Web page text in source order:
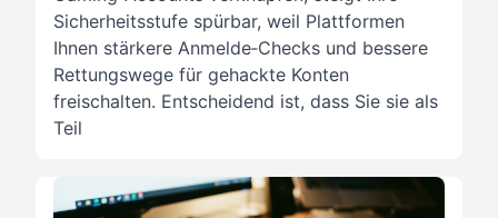
Sicherheitsstufe spürbar, weil Plattformen
Ihnen stärkere Anmelde‑Checks und bessere
Rettungswege für gehackte Konten
freischalten. Entscheidend ist, dass Sie sie als
Teil